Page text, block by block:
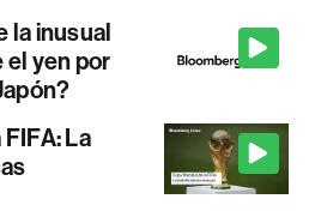
la inusual
yen por
La